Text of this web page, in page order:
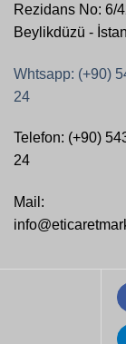
Rezidans No: 6/
Beylikdüzü -
Whtsapp: (+90)
24
Telefon: (+90)
24
Mail: